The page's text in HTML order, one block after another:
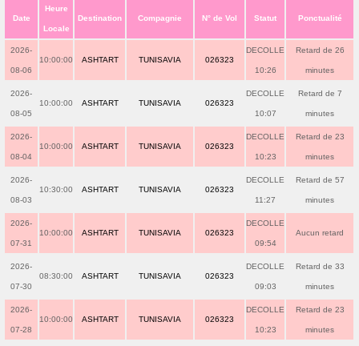
Date
Heure
Locale
Destination Compagnie N° de Vol Statut Ponctualité
2026-
08-06
10:00:00 ASHTART TUNISAVIA 026323
DECOLLE
10:26
Retard de 26
minutes
2026-
08-05
10:00:00 ASHTART TUNISAVIA 026323
DECOLLE
10:07
Retard de 7
minutes
2026-
08-04
10:00:00 ASHTART TUNISAVIA 026323
DECOLLE
10:23
Retard de 23
minutes
2026-
08-03
10:30:00 ASHTART TUNISAVIA 026323
DECOLLE
11:27
Retard de 57
minutes
2026-
07-31
10:00:00 ASHTART TUNISAVIA 026323
DECOLLE
09:54
Aucun retard
2026-
07-30
08:30:00 ASHTART TUNISAVIA 026323
DECOLLE
09:03
Retard de 33
minutes
2026-
07-28
10:00:00 ASHTART TUNISAVIA 026323
DECOLLE
10:23
Retard de 23
minutes